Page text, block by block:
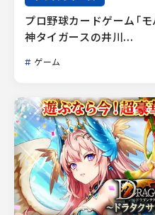
プロ野球カードゲーム「
神タイガースの井川...
ゲーム